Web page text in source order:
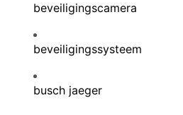
beveiligingscamera
beveiligingssysteem
busch jaeger